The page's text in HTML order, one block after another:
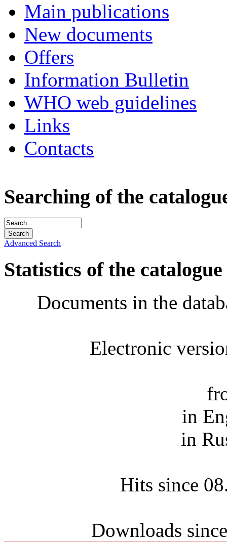
Main publications
New documents
Offers
Information Bulletin
WHO web guidelines
Links
Contacts
Searching of the
Advanced Search
Statistics of the catalogue
Documents in the
Electronic
in
in
Hits since
Downloads